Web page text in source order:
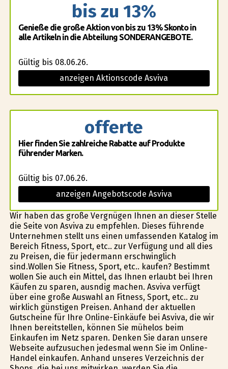
bis zu 13%
Genieße die große Aktion von bis zu 13% Skonto in
alle Artikeln in die Abteilung SONDERANGEBOTE.
Gültig bis 08.06.26.
anzeigen Aktionscode Asviva
offerte
Hier finden Sie zahlreiche Rabatte auf Produkte
führender Marken.
Gültig bis 07.06.26.
anzeigen Angebotscode Asviva
Wir haben das große Vergnügen Ihnen an dieser Stelle
die Seite von Asviva zu empfehlen. Dieses führende
Unternehmen stellt uns einen umfassenden Katalog im
Bereich Fitness, Sport, etc.. zur Verfügung und all dies
zu Preisen, die für jedermann erschwinglich
sind.Wollen Sie Fitness, Sport, etc.. kaufen? Bestimmt
wollen Sie auch ein Mittel, das Ihnen erlaubt bei Ihren
Käufen zu sparen, ausfindig machen. Asviva verfügt
über eine große Auswahl an Fitness, Sport, etc.. zu
wirklich günstigen Preisen. Anhand der aktuellen
Gutscheine für Ihre Online-Einkäufe bei Asviva, die wir
Ihnen bereitstellen, können Sie mühelos beim
Einkaufen im Netz sparen. Denken Sie daran unsere
Webseite aufzusuchen jedesmal wenn Sie im Online-
Handel einkaufen. Anhand unseres Verzeichnis der